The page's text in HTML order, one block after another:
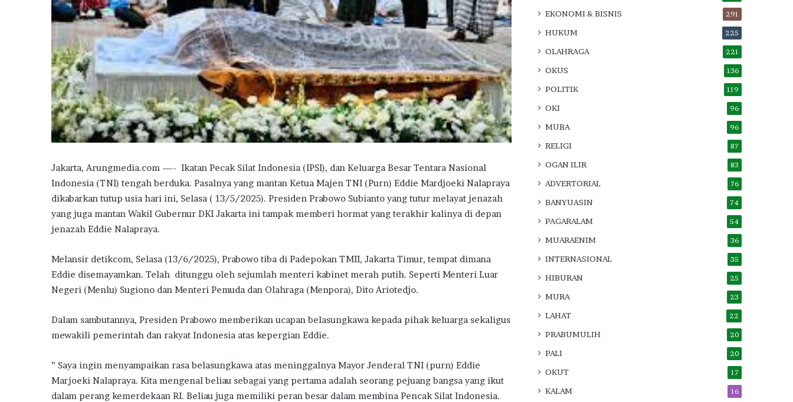
Jakarta, Arungmedia.com —- Ikatan Pecak Silat Indonesia (IPSI), dan Keluarga Besar Tentara Nasional
Indonesia (TNI) tengah berduka. Pasalnya yang mantan Ketua Majen TNI (Purn) Eddie Mardjoeki Nalapraya
dikabarkan tutup usia hari ini, Selasa ( 13/5/2025). Presiden Prabowo Subianto yang tutur melayat jenazah
yang juga mantan Wakil Gubernur DKI Jakarta ini tampak memberi hormat yang terakhir kalinya di depan
jenazah Eddie Nalapraya.
Melansir detikcom, Selasa (13/6/2025), Prabowo tiba di Padepokan TMII, Jakarta Timur, tempat dimana
Eddie disemayamkan. Telah ditunggu oleh sejumlah menteri kabinet merah putih. Seperti Menteri Luar
Negeri (Menlu) Sugiono dan Menteri Pemuda dan Olahraga (Menpora), Dito Ariotedjo.
Dalam sambutannya, Presiden Prabowo memberikan ucapan belasungkawa kepada pihak keluarga sekaligus
mewakili pemerintah dan rakyat Indonesia atas kepergian Eddie.
” Saya ingin menyampaikan rasa belasungkawa atas meninggalnya Mayor Jenderal TNI (purn) Eddie
Marjoeki Nalapraya. Kita mengenal beliau sebagai yang pertama adalah seorang pejuang bangsa yang ikut
dalam perang kemerdekaan RI. Beliau juga memiliki peran besar dalam membina Pencak Silat Indonesia.
EKONOMI & BISNIS 291
HUKUM 225
OLAHRAGA 221
OKUS 136
POLITIK 119
OKI 96
MUBA 96
RELIGI 87
OGAN ILIR 83
ADVERTORIAL 76
BANYUASIN 74
PAGARALAM 54
MUARAENIM 36
INTERNASIONAL 35
HIBURAN 25
MURA 23
LAHAT 22
PRABUMULIH 20
PALI 20
OKUT 17
KALAM 16